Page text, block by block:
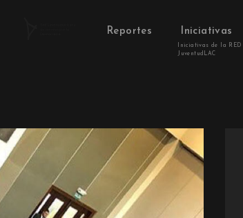
Reportes Iniciativas
Iniciativas de la RED
JuventudLAC